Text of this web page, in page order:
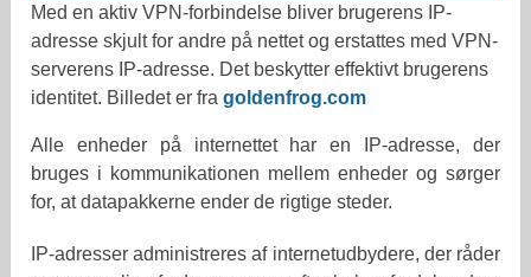
Med en aktiv VPN-forbindelse bliver brugerens IP-
adresse skjult for andre på nettet og erstattes med VPN-
serverens IP-adresse. Det beskytter effektivt brugerens
identitet. Billedet er fragoldenfrog.com
Alle enheder på internettet har en IP-adresse, der
bruges i kommunikationen mellem enheder og sørger
for, at datapakkerne ender de rigtige steder.
IP-adresser administreres af internetudbydere, der råder